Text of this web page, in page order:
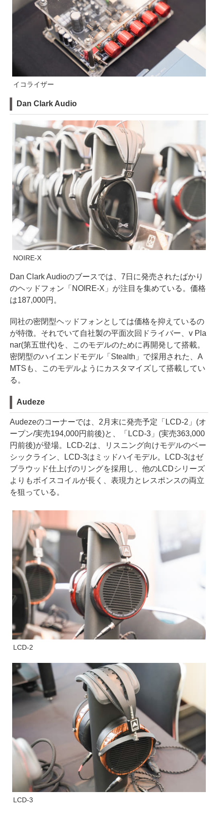
イコライザー
Dan Clark Audio
NOIRE-X
Dan Clark Audioのブースでは、7日に発売されたばかり
のヘッドフォン「NOIRE-X」が注目を集めている。価格
は187,000円。
同社の密閉型ヘッドフォンとしては価格を抑えているの
が特徴。それでいて自社製の平面次回ドライバー、v Pla
nar(第五世代)を、このモデルのために再開発して搭載。
密閉型のハイエンドモデル「Stealth」で採用された、A
MTSも、このモデルようにカスタマイズして搭載してい
る。
Audeze
Audezeのコーナーでは、2月末に発売予定「LCD-2」(オ
ープン/実売194,000円前後)と、「LCD-3」(実売363,000
円前後)が登場。LCD-2は、リスニング向けモデルのベー
シックライン、LCD-3はミッドハイモデル。LCD-3はゼ
ブラウッド仕上げのリングを採用し、他のLCDシリーズ
よりもボイスコイルが長く、表現力とレスポンスの両立
を狙っている。
LCD-2
LCD-3